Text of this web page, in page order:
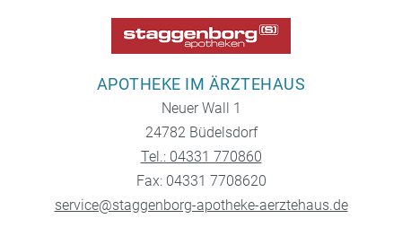
APOTHEKE IM ÄRZTEHAUS
Neuer Wall 1
24782 Büdelsdorf
Tel.: 04331 770860
Fax: 04331 7708620
service@staggenborg-apotheke-aerztehaus.de